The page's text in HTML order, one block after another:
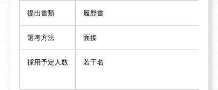
提出書類 履歴書
選考方法 面接
採用予定人数 若干名